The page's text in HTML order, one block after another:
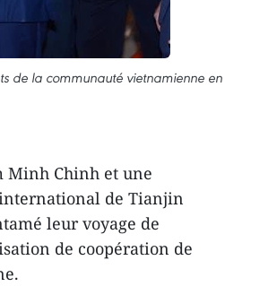
de la communauté vietnamienne en
Minh Chinh et une
de Tianjin
leur voyage de
de coopération de